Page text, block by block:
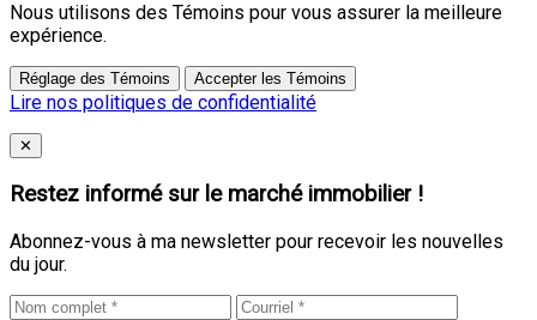
Nous utilisons des Témoins pour vous assurer la meilleure
expérience.
Réglage des Témoins Accepter les Témoins
Lire nos politiques de confidentialité
Close
✕
Restez informé sur le marché immobilier !
Abonnez-vous à ma newsletter pour recevoir les nouvelles
du jour.